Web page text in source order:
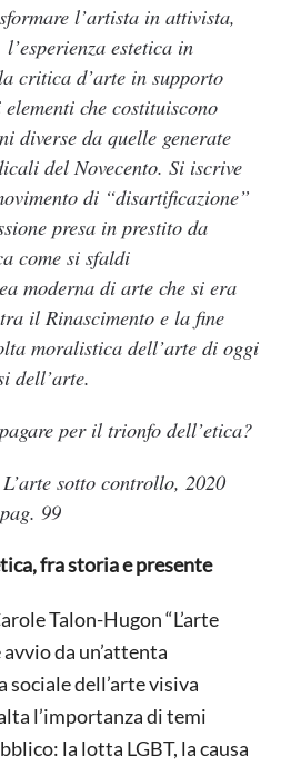
CENSURA
MILITANTE
l’artista in attivista,
estetica in
critica d’arte in supporto
che costituiscono
diverse da quelle generate
del Novecento. Si iscrive
di “disartificazione”
presa in prestito da
come si sfaldi
moderna di arte che si era
il Rinascimento e la fine
moralistica dell’arte di oggi
dell’arte.
per il trionfo dell’etica?
L’arte sotto controllo, 2020
99
fra storia e presente
Talon-Hugon “L’arte
da un’attenta
sociale dell’arte visiva
l’importanza di temi
la lotta LGBT, la causa